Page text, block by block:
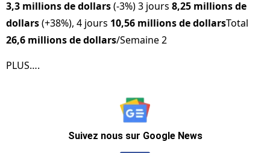
3,3 millions de dollars(-3%) 3 jours 8,25 millions de
dollars(+38%), 4 jours 10,56 millions de dollarsTotal
26,6 millions de dollars/Semaine 2
PLUS….
Suivez nous sur Google News